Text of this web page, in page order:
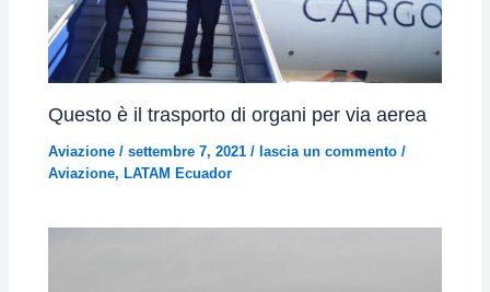
Questo è il trasporto di organi per via aerea
Aviazione /settembre 7, 2021/ lascia un commento /
Aviazione, LATAM Ecuador